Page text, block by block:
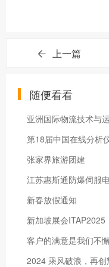
上一篇
随便看看
亚洲国际物流技术与
第18届中国在线分析
张家界旅游团建
新春放假通知
新加坡展会ITAP2025
客户的满意是我们不
2024 乘风破浪，再创